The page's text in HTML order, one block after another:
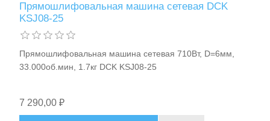
Прямошлифовальная машина сетевая DCK
KSJ08-25
Прямошлифовальная машина сетевая 710Вт, D=6мм,
33.000об.мин, 1.7кг DCK KSJ08-25
7 290,00 ₽